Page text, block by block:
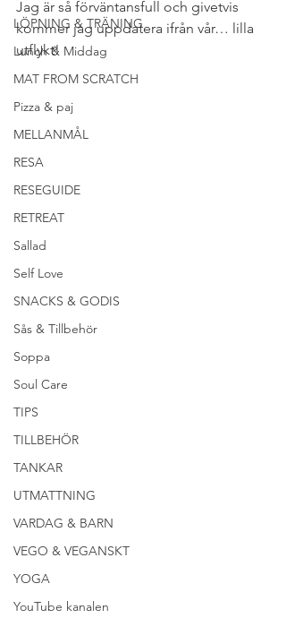
LÖPNING & TRÄNING
Lunch & Middag
MAT FROM SCRATCH
Pizza & paj
MELLANMÅL
RESA
RESEGUIDE
RETREAT
Sallad
Self Love
SNACKS & GODIS
Sås & Tillbehör
Soppa
Soul Care
TIPS
TILLBEHÖR
TANKAR
UTMATTNING
VARDAG & BARN
VEGO & VEGANSKT
YOGA
YouTube kanalen
Jag är så förväntansfull och givetvis
kommer jag uppdatera ifrån vår… lilla
utflykt!